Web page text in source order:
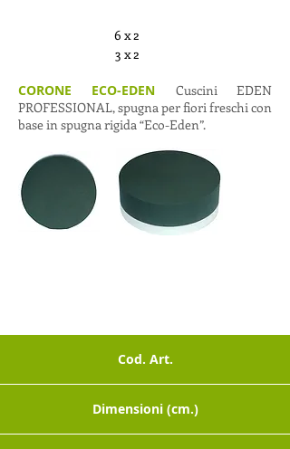
6 x 2
3 x 2
CORONE ECO-EDEN
Cuscini EDEN
PROFESSIONAL, spugna per fiori freschi con
base in spugna rigida “Eco-Eden”.
Cod. Art.
Dimensioni (cm.)